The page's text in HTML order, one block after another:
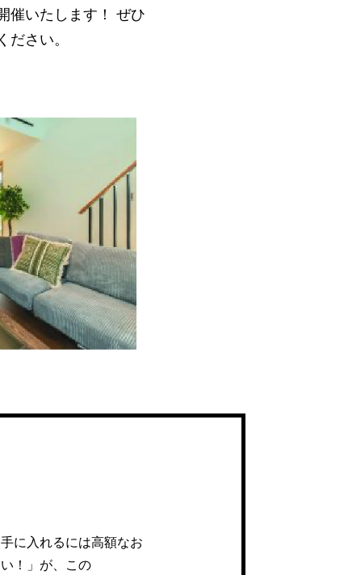
催いたします！ ぜひ
さい。
に入れるには高額なお
！」が、この